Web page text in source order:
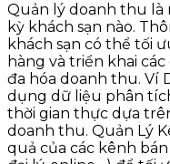
Quản lý doanh thu là
kỳ khách sạn nào.
khách sạn có thể tối
hàng và triển khai
đa hóa doanh thu. Ví
dụng dữ liệu phân
thời gian thực dựa
doanh thu. Quản Lý
quả của các kênh